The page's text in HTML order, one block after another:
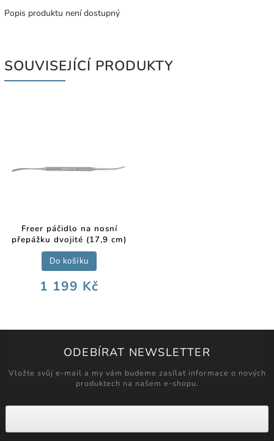
Popis produktu není dostupný
SOUVISEJÍCÍ PRODUKTY
Freer páčidlo na nosní
přepážku dvojité (17,9 cm)
1 199 Kč
Do košíku
ODEBÍRAT NEWSLETTER
Vložte svůj e-mail a my vám budeme zasílat informace o nových
produktech na našem e-shopu.